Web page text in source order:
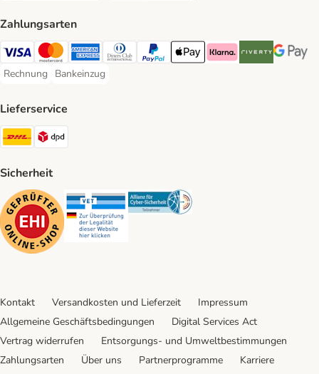
Zahlungsarten
Visa Payment Method
Mastercard Payment Method
American Express Payment Method
Diners Club Payment Method
PayPal Payment Method
Apple Pay Payment Method
Klarna Payment Method
Riverty Payment
Google
Rechnung
Rechnung Payment Method
Bankeinzug
Bankeinzug Payment Method
Lieferservice
DHL Shipping Method
Sicherheit
Security Security Security
Kontakt Versandkosten und Lieferzeit
Impressum
Allgemeine Geschäftsbedingungen
Digital Services Act
Vertrag widerrufen
Entsorgungs- und Umweltbestimmungen
Zahlungsarten
Über uns Partnerprogramme
Karriere